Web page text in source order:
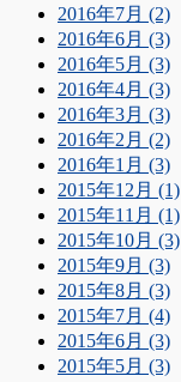
2016年7月 (2)
2016年6月 (3)
2016年5月 (3)
2016年4月 (3)
2016年3月 (3)
2016年2月 (2)
2016年1月 (3)
2015年12月 (1)
2015年11月 (1)
2015年10月 (3)
2015年9月 (3)
2015年8月 (3)
2015年7月 (4)
2015年6月 (3)
2015年5月 (3)